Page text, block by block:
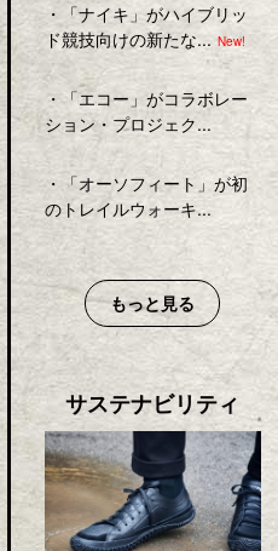
・
「ナイキ」がハイブリッ
ド競技向けの新たな... New!
・「エコー」がコラボレー
ション・プロジェク...
・ 「オーソフィート」が初
のトレイルウォーキ...
もっと見る
サステナビリティ